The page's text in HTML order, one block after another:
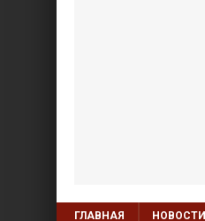
ГЛАВНАЯ НОВОСТИ